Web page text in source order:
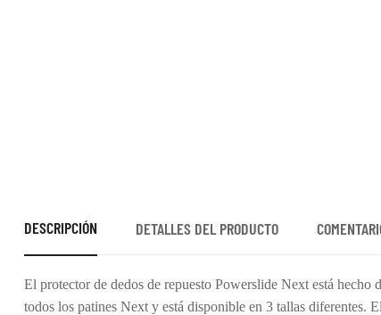
DESCRIPCIÓN DETALLES DEL PRODUCTO
El protector de dedos de repuesto Powerslide Next está
todos los patines Next y está disponible en 3 tallas diferentes.